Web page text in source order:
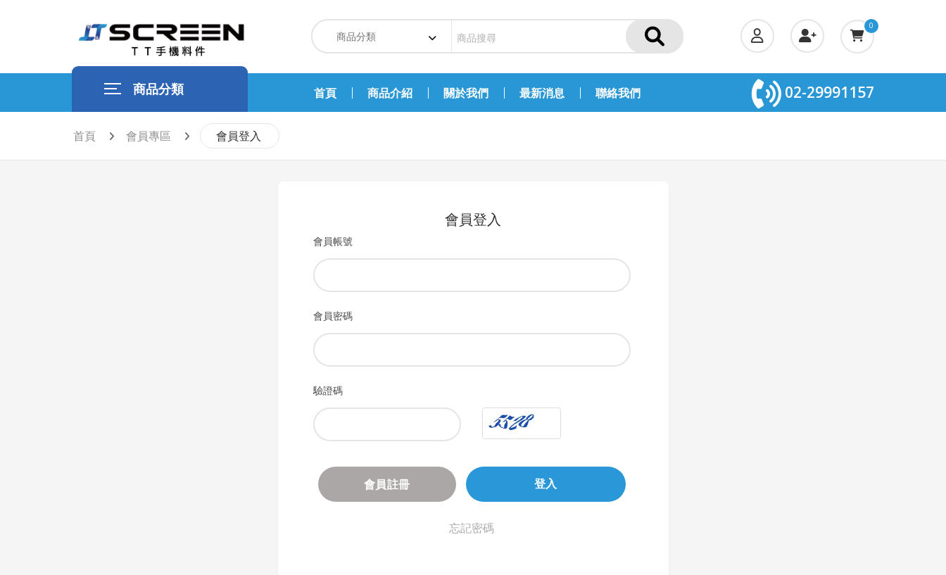
0
商品分類 首頁 商品介紹 關於我們 最新消息 聯絡我們 02-29991157
首頁 會員專區 會員登入
會員登入
會員帳號
會員密碼
驗證碼
會員註冊 登入
忘記密碼